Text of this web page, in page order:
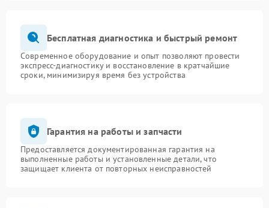
Бесплатная диагностика и быстрый ремонт
Современное оборудование и опыт позволяют провести
экспресс-диагностику и восстановление в кратчайшие
сроки, минимизируя время без устройства
Гарантия на работы и запчасти
Предоставляется документированная гарантия на
выполненные работы и установленные детали, что
защищает клиента от повторных неисправностей